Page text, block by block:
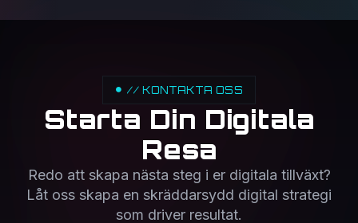
// KONTAKTA OSS
Starta Din Digitala
Resa
Redo att skapa nästa steg i er digitala tillväxt?
Låt oss skapa en skräddarsydd digital strategi
som driver resultat.